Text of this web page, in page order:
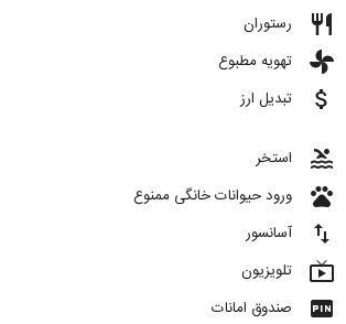
restaurant
رستوران
toys تهویه مطبوع
attach_money تبدیل ارز
pool استخر
pets ورود حیوانات خانگی ممنوع
import_export آسانسور
live_tv تلویزیون
fiber_pin صندوق امانات